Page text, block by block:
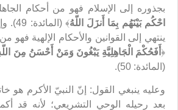
بجذوره إلى الإسلام فهو من أحكام
احْكُم بَيْنَهُم بِمَا أَنزَلَ اللّهُ
﴾
ينتهي إلى القوانين والأحكام الإلهية فهو
﴿أَفَحُكْمَ الْجَاهِلِيَّةِ يَبْغُونَ وَمَنْ أَحْسَنُ مِنَ
(المائدة: 50).
وعليه ينبغي القول: إنّ النبيّ الأكرم هو
بعد رحيله الوحي التشريعي؛ لأنه قد